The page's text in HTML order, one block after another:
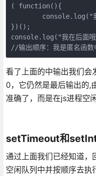
( function(){
})();
console.log("我在后面
//输出顺序：我是匿名函
看了上面的中输出我们会
0，它仍然是最后输出的,
准确了，而是在js进程空
setTimeout和
通过上面我们已经知道，
空闲队列中并按顺序去执